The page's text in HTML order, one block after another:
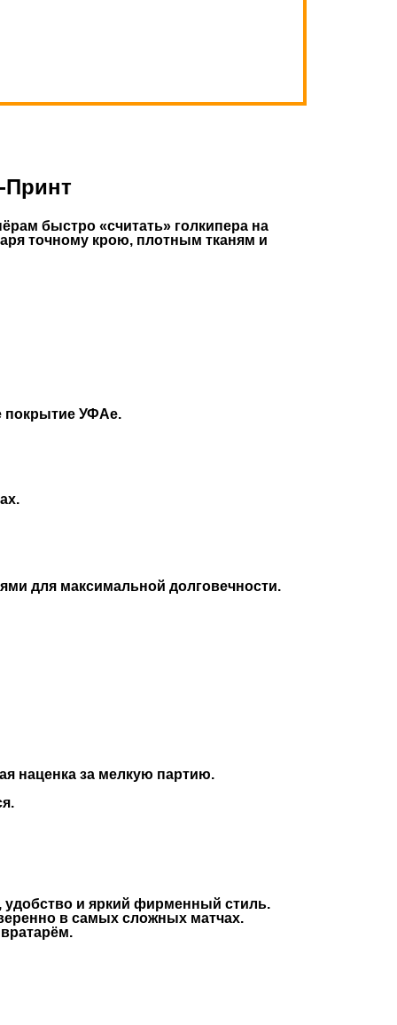
Принт
быстро «считать» голкипера на
точному крою, плотным тканям и
покрытие УФАе.
для максимальной долговечности.
наценка за мелкую партию.
удобство и яркий фирменный стиль.
в самых сложных матчах.